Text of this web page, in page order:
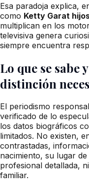
Esa paradoja explica,
como Ketty Garat
multiplican en los
televisiva genera
siempre encuentra
Lo que se sabe
distinción
El periodismo
verificado de lo
los datos biográficos
limitados. No existen,
contrastadas,
nacimiento, su lugar
profesional detallada,
familiar.